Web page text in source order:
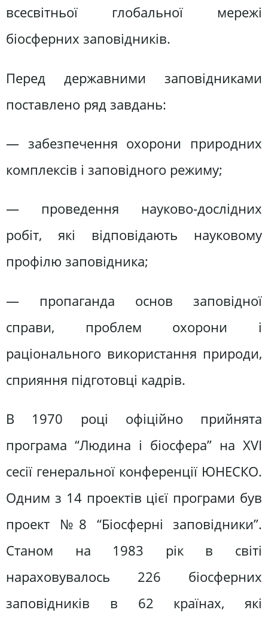
всесвітньої глобальної мережі
біосферних заповідників.
Перед державними заповідниками
поставлено ряд завдань:
— забезпечення охорони природних
комплексів і заповідного режиму;
— проведення науково-дослідних
робіт, які відповідають науковому
профілю заповідника;
— пропаганда основ заповідної
справи, проблем охорони і
раціонального використання природи,
сприяння підготовці кадрів.
В 1970 році офіційно прийнята
програма “Людина і біосфера” на ХVІ
сесії генеральної конференції ЮНЕСКО.
Одним з 14 проектів цієї програми був
проект №8 “Біосферні заповідники”.
Станом на 1983 рік в світі
нараховувалось 226 біосферних
заповідників в 62 країнах, які